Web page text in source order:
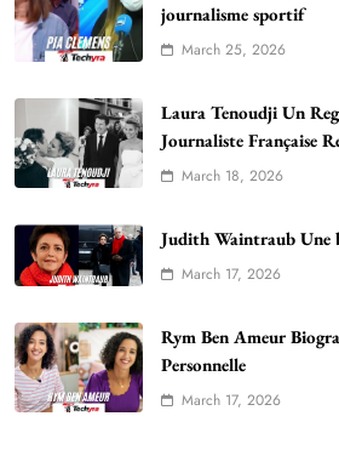
journalisme sportif
March 25, 2026
Laura Tenoudji Un
Journaliste Française
March 18, 2026
Judith Waintraub Une
March 17, 2026
Rym Ben Ameur
Personnelle
March 17, 2026